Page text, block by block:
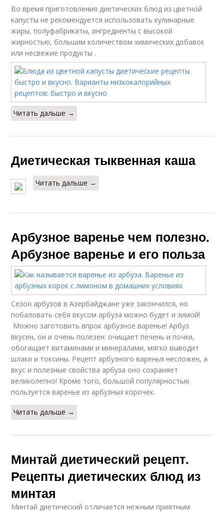
Во время приготовления диетических блюд из цветной
капусты не рекомендуется использовать кулинарные
жиры, полуфабрикаты, ингредиенты с высокой
жирностью, большим количеством химических добавок
или несвежие продукты .
Читать дальше →
Диетическая тыквенная каша
Читать дальше →
Арбузное варенье чем полезно.
Арбузное варенье и его польза
Cезон арбузов в Азербайджане уже закончился, но
побаловать себя вкусом арбуза можно будет и зимой!
Можно заготовить впрок арбузное варенье! Арбуз
вкусен, он и очень полезен: очищает печень и почки,
обогащает витаминами и минералами, мягко выводит
шлаки и токсины. Рецепт арбузного варенья несложен, а
вкус и полезные свойства арбуза оно сохраняет
великолепно! Кроме того, большой популярностью
пользуется варенье из арбузных корочек.
Читать дальше →
Минтай диетический рецепт.
Рецепты диетических блюд из
минтая
Минтай диетический отличается нежным приятным